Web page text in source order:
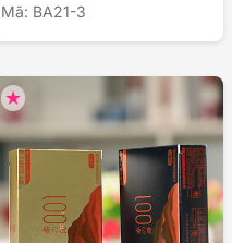
Mã: BA21-3